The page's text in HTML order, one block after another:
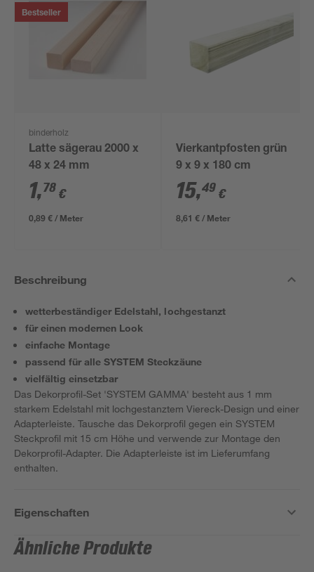
Bestseller
binderholz
Latte sägerau 2000 x
48 x 24 mm
1,78 €
0,89 € / Meter
Vierkantpfosten grün
9 x 9 x 180 cm
15,49 €
8,61 € / Meter
Beschreibung
wetterbeständiger Edelstahl, lochgestanzt
für einen modernen Look
einfache Montage
passend für alle SYSTEM Steckzäune
vielfältig einsetzbar
Das Dekorprofil-Set 'SYSTEM GAMMA' besteht aus 1 mm
starkem Edelstahl mit lochgestanztem Viereck-Design und einer
Adapterleiste. Tausche das Dekorprofil gegen ein SYSTEM
Steckprofil mit 15 cm Höhe und verwende zur Montage den
Dekorprofil-Adapter. Die Adapterleiste ist im Lieferumfang
enthalten.
Eigenschaften
Ähnliche Produkte